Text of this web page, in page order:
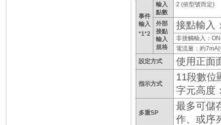
事件
輸入
*1*2
輸入
點數
2 (依型號而定)
外部
接點
輸入
規格
接點輸入
非接觸輸入：
電流量：約
設定方式
使用正面
指示方式
11段數位
字元高度
多重SP
最多可儲
作、或序